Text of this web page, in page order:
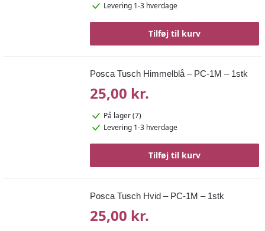
Levering 1-3 hverdage
Tilføj til kurv
Posca Tusch Himmelblå – PC-1M – 1stk
25,00 kr.
På lager (7)
Levering 1-3 hverdage
Tilføj til kurv
Posca Tusch Hvid – PC-1M – 1stk
25,00 kr.